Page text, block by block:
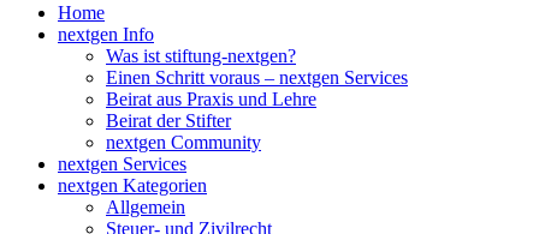
search
Menu
Home
nextgen Info
Was ist stiftung-nextgen?
Einen Schritt voraus – nextgen Services
Beirat aus Praxis und Lehre
Beirat der Stifter
nextgen Community
nextgen Services
nextgen Kategorien
Allgemein
Steuer- und Zivilrecht